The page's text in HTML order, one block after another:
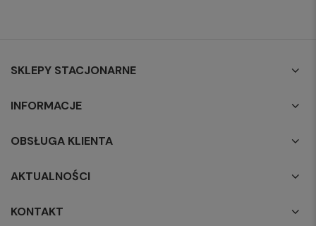
SKLEPY STACJONARNE
INFORMACJE
OBSŁUGA KLIENTA
AKTUALNOŚCI
KONTAKT